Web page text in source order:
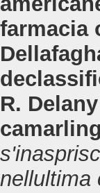
farmacia
R.
nellultima